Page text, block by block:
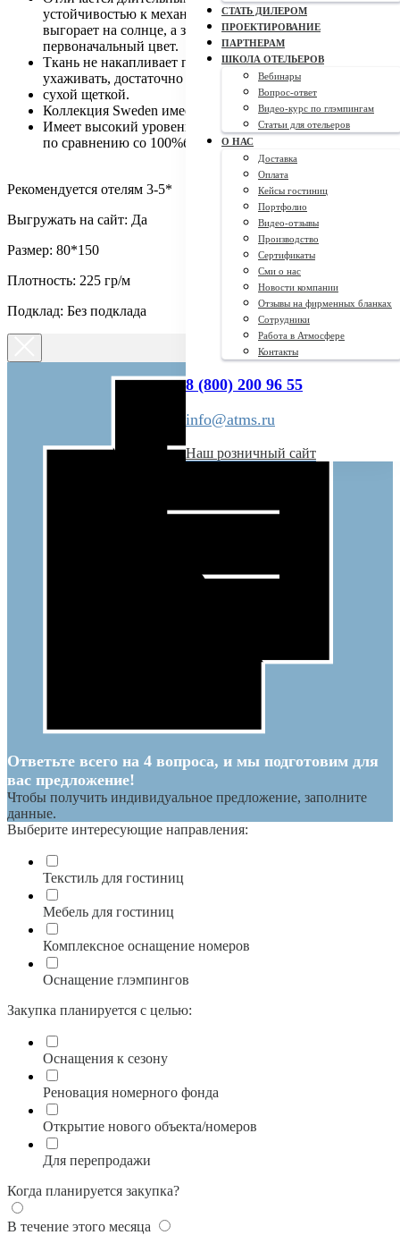
СТАТЬ ДИЛЕРОМ
ПРОЕКТИРОВАНИЕ
ПАРТНЕРАМ
ШКОЛА ОТЕЛЬЕРОВ
Вебинары
Вопрос-ответ
Видео-курс по глэмпингам
Статьи для отельеров
О НАС
Доставка
Оплата
Кейсы гостиниц
Портфолио
Видео-отзывы
Производство
Сертификаты
Сми о нас
Новости компании
Отзывы на фирменных бланках
Сотрудники
Работа в Атмосфере
Контакты
8 (800) 200 96 55
info@atms.ru
Наш розничный сайт
устойчивостью к механическимповреждениям. Ткань не
выгорает на солнце, а значит дольше сохранит свой
первоначальный цвет.
Ткань не накапливает пыть, а значит за ней легко
ухаживать, достаточно очищать
сухой щеткой.
Коллекция Sweden имеет большой выборцветов: 22 шт.
Имеет высокий уровень затемнения.Ткань экономичнее
по сравнению со 100%блэкаутами.
Рекомендуется отелям 3-5*
Выгружать на сайт: Да
Размер: 80*150
Плотность: 225 гр/м
Подклад: Без подклада
Ответьте всего на 4 вопроса, и мы подготовим для
вас предложение!
Чтобы получить индивидуальное предложение, заполните
данные.
Выберите интересующие направления:
Текстиль для гостиниц
Мебель для гостиниц
Комплексное оснащение номеров
Оснащение глэмпингов
Закупка планируется с целью:
Оснащения к сезону
Реновация номерного фонда
Открытие нового объекта/номеров
Для перепродажи
Когда планируется закупка?
В течение этого месяца